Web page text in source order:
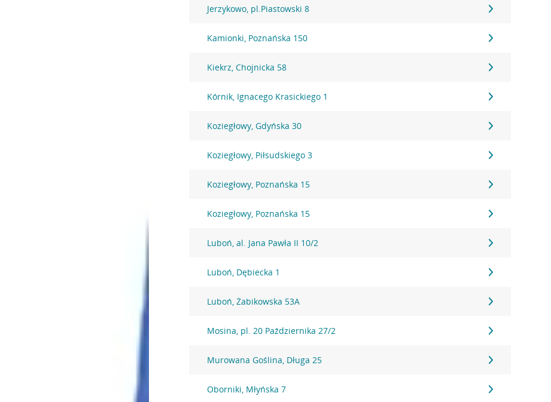
Jerzykowo, pl.Piastowski 8
Kamionki, Poznańska 150
Kiekrz, Chojnicka 58
Kórnik, Ignacego Krasickiego 1
Koziegłowy, Gdyńska 30
Koziegłowy, Piłsudskiego 3
Koziegłowy, Poznańska 15
Koziegłowy, Poznańska 15
Luboń, al. Jana Pawła II 10/2
Luboń, Dębiecka 1
Luboń, Żabikowska 53A
Mosina, pl. 20 Października 27/2
Murowana Goślina, Długa 25
Oborniki, Młyńska 7